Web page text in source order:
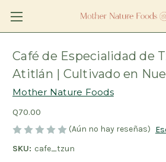
Café de Especialidad de
Atitlán | Cultivado en
Mother Nature Foods
Q70.00
(Aún no hay reseñas)
SKU: cafe_tzun